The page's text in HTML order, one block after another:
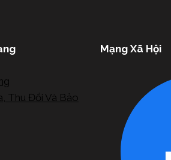
Thu Đổi Và Bảo
Mạng Xã Hội